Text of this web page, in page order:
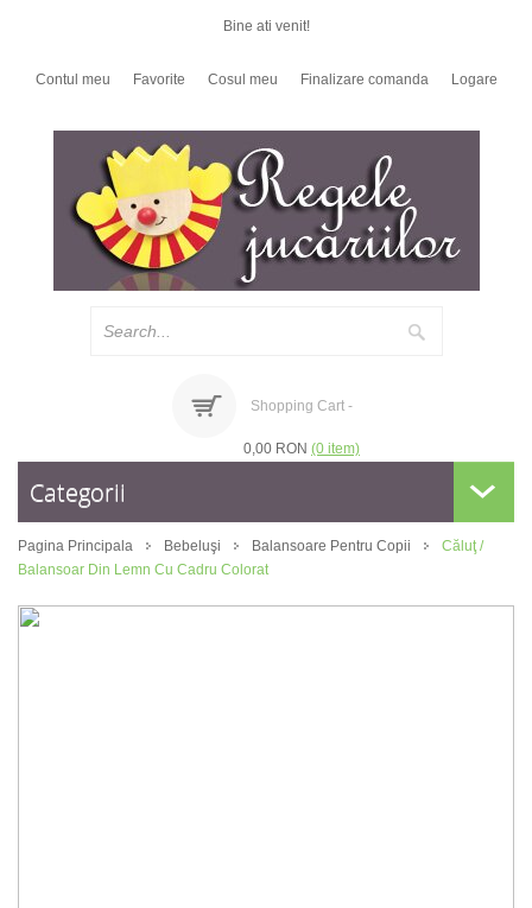
Bine ati venit!
Contul meu Favorite Cosul meu Finalizare comanda Logare
Shopping Cart -
0,00 RON (0 item)
Categorii
Pagina Principala Bebeluşi Balansoare Pentru Copii
Căluţ /
Balansoar Din Lemn Cu Cadru Colorat